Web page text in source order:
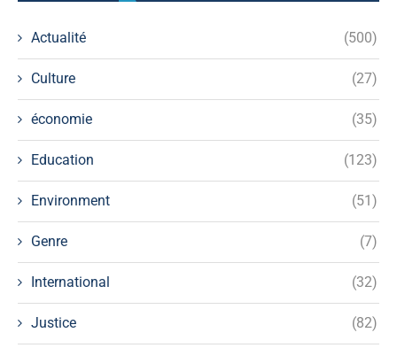
Actualité (500)
Culture (27)
économie (35)
Education (123)
Environment (51)
Genre (7)
International (32)
Justice (82)